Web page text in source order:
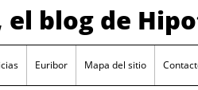
el blog de
Euribor Mapa del sitio
del euríbor 2026: analistas sitúan
el año 06/01/2026
España alerta sobre el